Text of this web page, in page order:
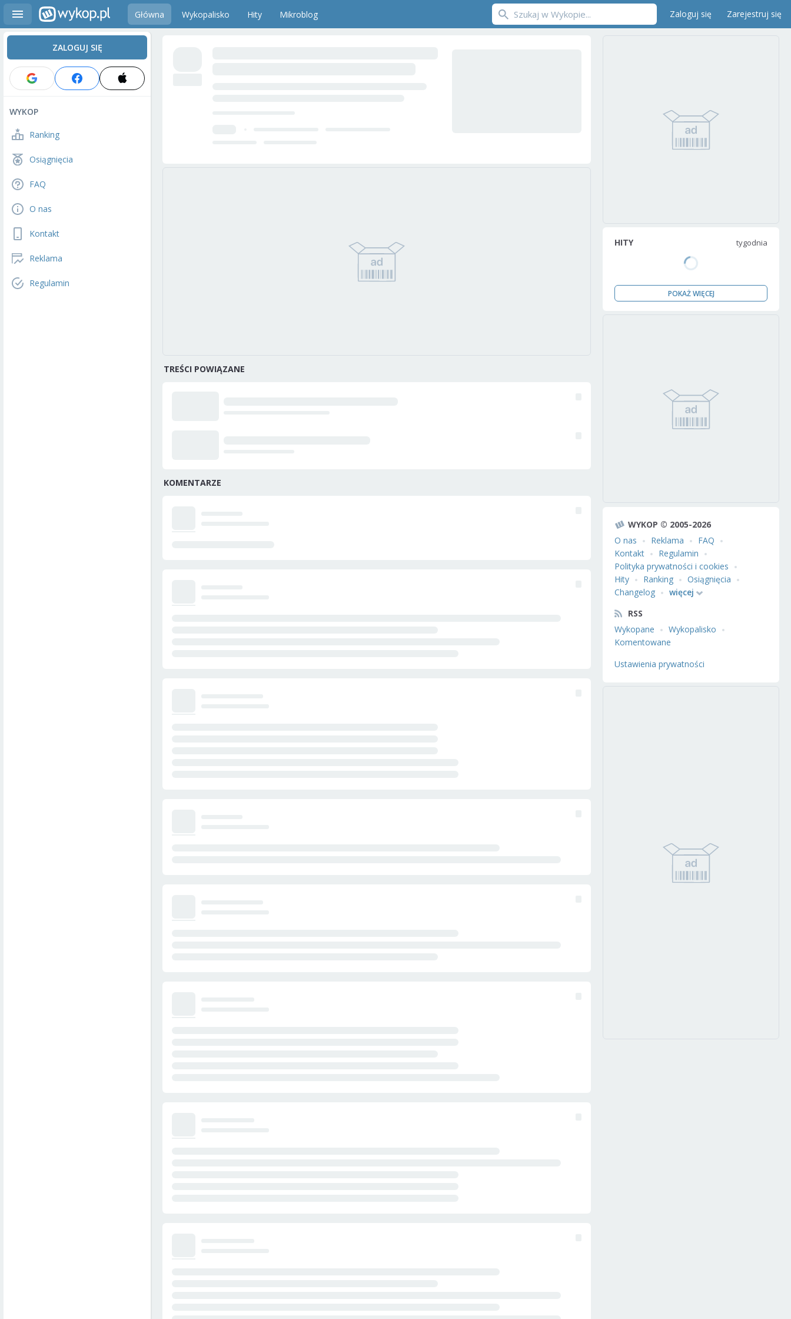
Główna Wykopalisko Hity Mikroblog Zaloguj się Zarejestruj się
ZALOGUJ SIĘ
WYKOP
Ranking
Osiągnięcia
FAQ
O nas
Kontakt
Reklama
Regulamin
TREŚCI POWIĄZANE
KOMENTARZE
HITY tygodnia
POKAŻ WIĘCEJ
WYKOP © 2005-2026
O nas
Reklama
FAQ
Kontakt
Regulamin
Polityka prywatności i cookies
Hity
Ranking
Osiągnięcia
Changelog
więcej
RSS
Wykopane
Wykopalisko
Komentowane
Ustawienia prywatności